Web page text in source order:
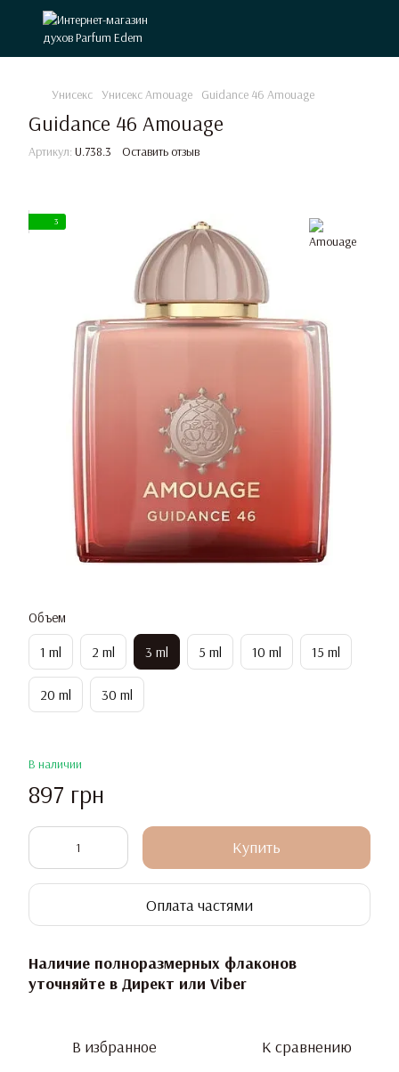
Унисекс Унисекс Amouage Guidance 46 Amouage
Guidance 46 Amouage
Артикул: U.738.3 Оставить отзыв
3
Объем
1 ml 2 ml 3 ml 5 ml 10 ml 15 ml
20 ml 30 ml
В наличии
897 грн
Купить
Оплата частями
Наличие полноразмерных флаконов
уточняйте в Директ или Viber
В избранное К сравнению